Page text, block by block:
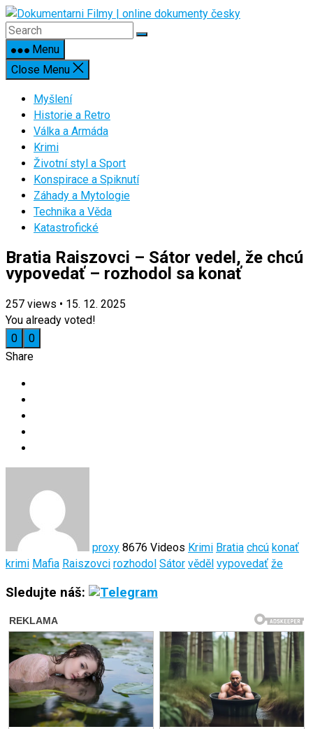
Skip
to
contentMenu
Close Menu
Myšlení
Historie a Retro
Válka a Armáda
Krimi
Životní styl a Sport
Konspirace a Spiknutí
Záhady a Mytologie
Technika a Věda
Katastrofické
Bratia Raiszovci – Sátor vedel, že chcú
vypovedať – rozhodol sa konať
257 views • 15. 12. 2025
You already voted!
0
0
Share
proxy 8676 Videos Krimi Bratia chcú konať
krimi Mafia Raiszovci rozhodol Sátor věděl vypovedať že
Sledujte náš: